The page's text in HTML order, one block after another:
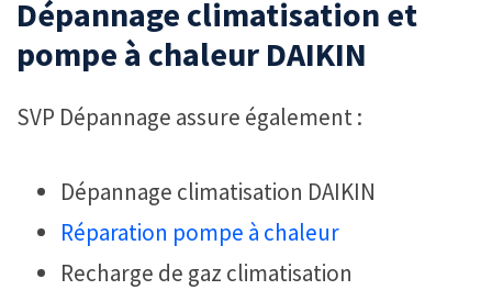
Dépannage climatisation et
pompe à chaleur DAIKIN
SVP Dépannage assure également :
Dépannage climatisation DAIKIN
Réparation pompe à chaleur
Recharge de gaz climatisation